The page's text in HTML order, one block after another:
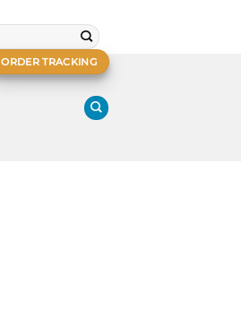
ORDER TRACKING